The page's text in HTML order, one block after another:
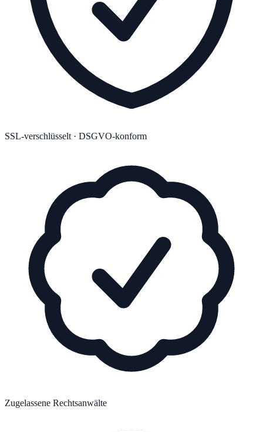
SSL-verschlüsselt · DSGVO-konform
Zugelassene Rechtsanwälte